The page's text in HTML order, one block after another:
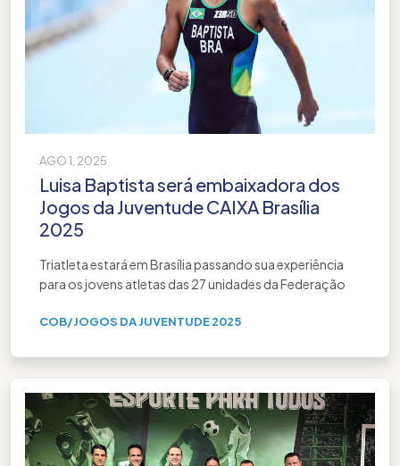
Jogos da Juventude 2024
Jogos da Juventude 2025
Jogos da Juventude 2026
AGO 1, 2025
Luisa Baptista será embaixadora dos
Jogos da Juventude CAIXA Brasília
2025
Triatleta estará em Brasília passando sua experiência
para os jovens atletas das 27 unidades da Federação
COB/JOGOS DA JUVENTUDE 2025